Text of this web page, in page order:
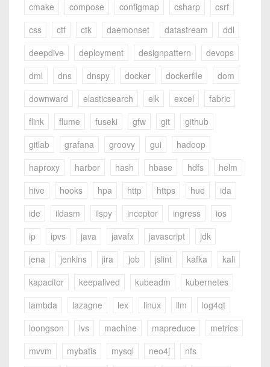
cmake
compose configmap csharp
csrf
css
ctf ctk daemonset datastream
ddl
deepdive
deployment designpattern
devops
dml
dns dnspy docker dockerfile
dom
downward
elasticsearch elk excel
fabric
flink
flume fuseki gfw git
github
gitlab
grafana groovy gui
hadoop
haproxy
harbor hash hbase hdfs
helm
hive
hooks hpa http https hue
ida
ide
ildasm ilspy inceptor ingress
ios
ip
ipvs java javafx javascript
jdk
jena
jenkins jira job jslint kafka
kali
kapacitor
keepalived kubeadm
kubernetes
lambda
lazagne lex linux llm
log4qt
loongson
lvs machine mapreduce
metrics
mvvm
mybatis mysql neo4j
nfs